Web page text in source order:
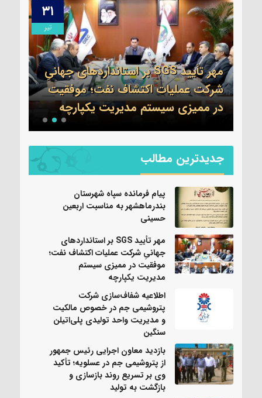
۳۱
تیر
مهر تأیید SGS بر استانداردهای جهانیِ
شرکت عملیات اکتشاف نفت؛ موفقیت
در ممیزی سیستم مدیریت یکپارچه
جدیدترین مطالب
پیام فرمانده سپاه شهرستان
بندرماهشهر به مناسبت اربعین
حسینی
مهر تأیید SGS بر استانداردهای
جهانیِ شرکت عملیات اکتشاف نفت؛
موفقیت در ممیزی سیستم
مدیریت یکپارچه
اطلاعیه شفاف‌سازی شرکت
پتروشیمی جم در خصوص مالکیت
و مدیریت واحد تولیدی پلی‌اتیلن
سنگین
بازدید معاون اجرایی رئیس جمهور
از پتروشیمی جم در عسلویه؛ تأکید
وی بر تسریع روند بازسازی و
بازگشت به تولید